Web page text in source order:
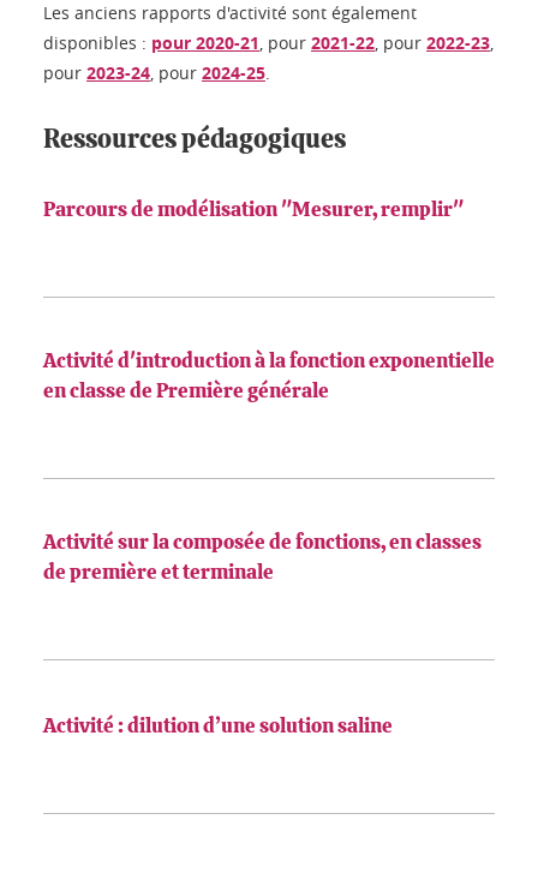
Les anciens rapports d'activité sont également
disponibles : pour 2020-21, pour 2021-22, pour 2022-23,
pour 2023-24, pour 2024-25.
Ressources pédagogiques
Parcours de modélisation "Mesurer, remplir"
Activité d'introduction à la fonction exponentielle
en classe de Première générale
Activité sur la composée de fonctions, en classes
de première et terminale
Activité : dilution d’une solution saline